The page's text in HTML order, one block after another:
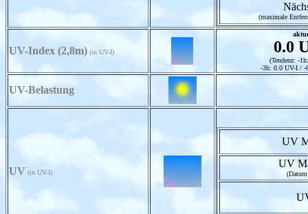
(maximale
UV-Index (2,8m) (in UV-I) 0.0
(Tendenz: -
-3h: 0.0 UV-I / -
UV-Belastung
UV (in UV-I)
UV
UV